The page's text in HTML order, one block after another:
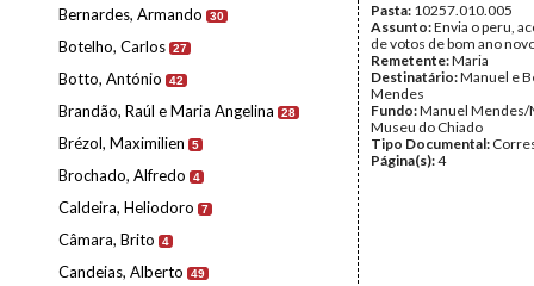
Bernardes, Armando 30
Botelho, Carlos 27
Botto, António 42
Brandão, Raúl e Maria Angelina 28
Brézol, Maximilien 5
Brochado, Alfredo 4
Caldeira, Heliodoro 7
Câmara, Brito 4
Candeias, Alberto 49
Pasta: 10257.010.005
Assunto:Envia o peru,
de votos de bom ano
Remetente:Maria
Destinatário:Manuel e
Mendes
Fundo:Manuel Mendes/
Museu do Chiado
Tipo Documental:
Página(s):4